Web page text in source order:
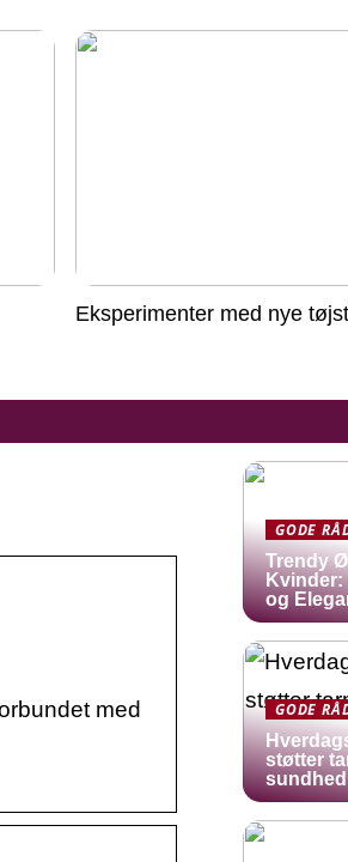
Eksperimenter med nye
med
GODE
Trendy
Kvinder:
og
GODE
støtter
sundhed